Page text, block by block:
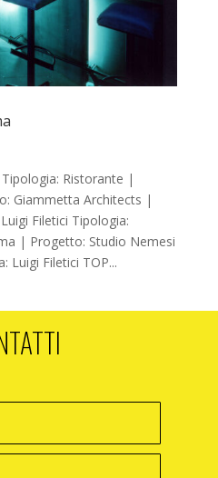
Ristorante |
Giammetta Architects |
Filetici Tipologia:
| Progetto: Studio Nemesi
Luigi Filetici TOP...